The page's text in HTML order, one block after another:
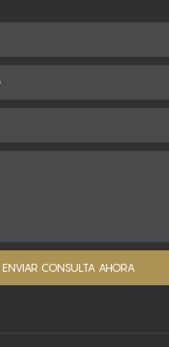
ENVIAR CONSULTA AHORA